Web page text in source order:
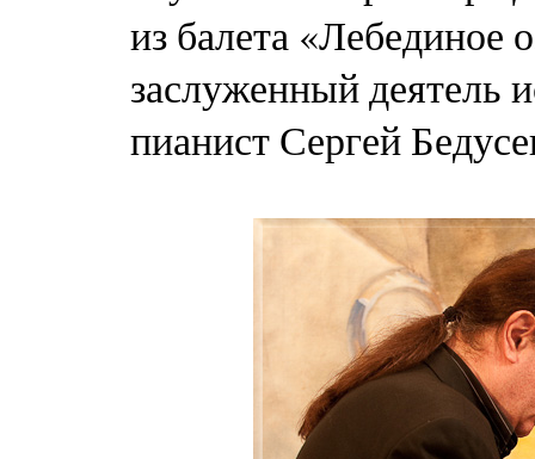
из балета «Лебединое
заслуженный деятель
пианист Сергей